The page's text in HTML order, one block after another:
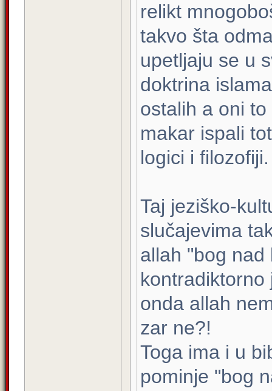
relikt
takvo šta
upetljaju se u
doktrina
ostalih a oni
makar ispali
logici i filozofiji.
Taj jeziško-
slučajevima
allah "bog nad
onda allah
zar ne?!
Toga ima i u
pominje "bog